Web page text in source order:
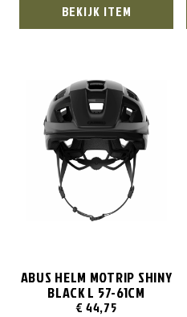
BEKIJK ITEM
ABUS HELM MOTRIP SHINY
BLACK L 57-61CM
€ 44,75